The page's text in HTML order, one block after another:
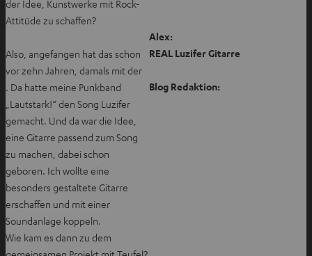
der Idee, Kunstwerke mit Rock-
Attitüde zu schaffen?
Alex:
Also, angefangen hat das schon
vor zehn Jahren, damals mit der
REAL Luzifer Gitarre
. Da hatte meine Punkband
„Lautstark!“ den Song Luzifer
gemacht. Und da war die Idee,
eine Gitarre passend zum Song
zu machen, dabei schon
geboren. Ich wollte eine
besonders gestaltete Gitarre
erschaffen und mit einer
Soundanlage koppeln.
Blog Redaktion:
Wie kam es dann zu dem